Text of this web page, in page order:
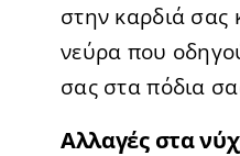
στην καρδιά σας
νεύρα που
σας στα πόδια
Αλλαγές στα